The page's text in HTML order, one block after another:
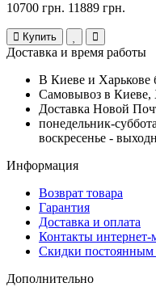
10700 грн. 11889 грн.
Купить
Доставка и время работы
В Киеве и Харькове
Самовывоз в Киеве,
Доставка Новой
понедельник-
воскресенье -
Информация
Возврат товара
Гарантия
Доставка и оплата
Контакты интернет-
Скидки постоянным
Дополнительно